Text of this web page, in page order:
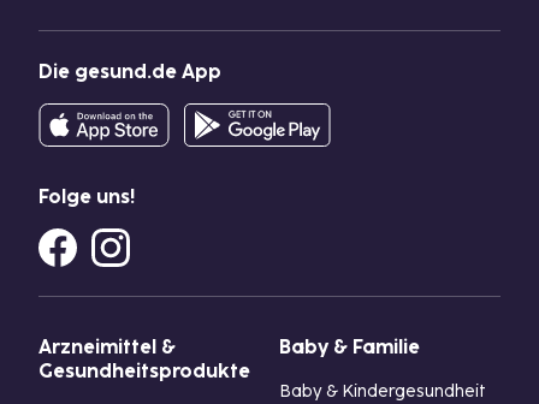
Die gesund.de App
Folge uns!
Arzneimittel &
Gesundheitsprodukte
Baby & Familie
Baby & Kindergesundheit